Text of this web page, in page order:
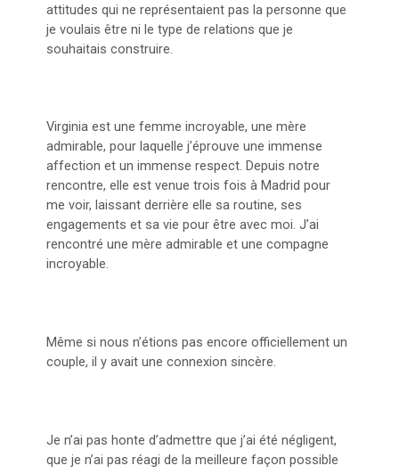
attitudes qui ne représentaient pas la personne que
je voulais être ni le type de relations que je
souhaitais construire.
Virginia est une femme incroyable, une mère
admirable, pour laquelle j’éprouve une immense
affection et un immense respect. Depuis notre
rencontre, elle est venue trois fois à Madrid pour
me voir, laissant derrière elle sa routine, ses
engagements et sa vie pour être avec moi. J’ai
rencontré une mère admirable et une compagne
incroyable.
Même si nous n’étions pas encore officiellement un
couple, il y avait une connexion sincère.
Je n’ai pas honte d’admettre que j’ai été négligent,
que je n’ai pas réagi de la meilleure façon possible